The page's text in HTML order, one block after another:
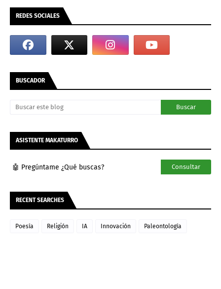
REDES SOCIALES
BUSCADOR
ASISTENTE MAKATURRO
🤖 Pregúntame ¿Qué buscas? Consultar
RECENT SEARCHES
Poesía Religión IA Innovación Paleontología